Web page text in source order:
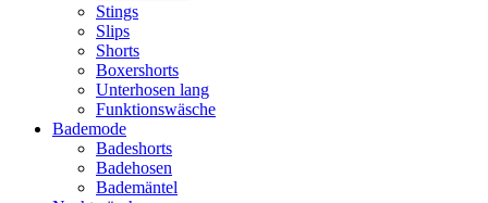
Stings
Slips
Shorts
Boxershorts
Unterhosen lang
Funktionswäsche
Bademode
Badeshorts
Badehosen
Bademäntel